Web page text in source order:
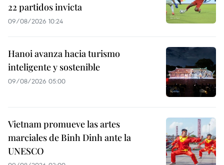
22 partidos invicta
09/08/2026 10:24
Hanoi avanza hacia turismo
inteligente y sostenible
09/08/2026 05:00
Vietnam promueve las artes
marciales de Binh Dinh ante la
UNESCO